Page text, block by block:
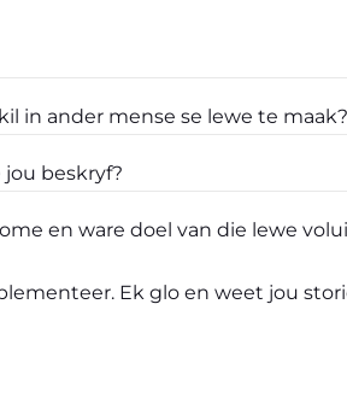
in ander mense se lewe te maak?
beskryf?
en ware doel van die lewe
Ek glo en weet jou